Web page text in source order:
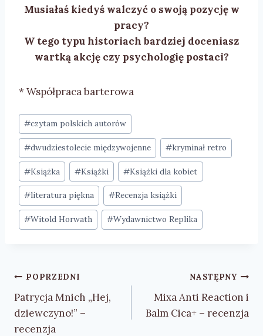
Musiałaś kiedyś walczyć o swoją pozycję w
pracy?
W tego typu historiach bardziej doceniasz
wartką akcję czy psychologię postaci?
* Współpraca barterowa
Tagi
wpisu:
#czytam polskich autorów
#dwudziestolecie międzywojenne #kryminał retro
#Książka #Książki #Książki dla kobiet
#literatura piękna #Recenzja książki
#Witold Horwath #Wydawnictwo Replika
Nawigacja
wpisu
POPRZEDNI
Patrycja Mnich „Hej,
dziewczyno!” –
recenzja
NASTĘPNY
Mixa Anti Reaction i
Balm Cica+ – recenzja